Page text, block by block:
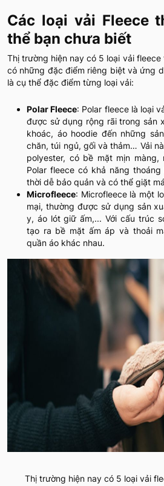
Các loại vải Fleece
thể bạn chưa biết
Thị trường hiện nay có 5 loại vải
có những đặc điểm riêng biệt và ứng
là cụ thể đặc điểm từng loại vải:
Polar Fleece: Polar fleece là loại
được sử dụng rộng rãi trong sản
khoác, áo hoodie đến những
chăn, túi ngủ, gối và thảm… Vải
polyester, có bề mặt mịn
Polar fleece có khả năng
thời dễ bảo quản và có thể giặt
Microfleece: Microfleece là một
mại, thường được sử dụng sản
y, áo lót giữ ấm,... Với cấu trúc
tạo ra bề mặt ấm áp và thoải
quần áo khác nhau.
Thị trường hiện nay có 5 loại vải